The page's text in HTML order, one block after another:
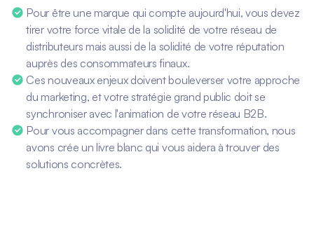
Pour être une marque qui compte aujourd'hui, vous devez
tirer votre force vitale de la solidité de votre réseau de
distributeurs mais aussi de la solidité de votre réputation
auprès des consommateurs finaux.
Ces nouveaux enjeux doivent bouleverser votre approche
du marketing, et votre stratégie grand public doit se
synchroniser avec l'animation de votre réseau B2B.
Pour vous accompagner dans cette transformation, nous
avons crée un livre blanc qui vous aidera à trouver des
solutions concrètes.